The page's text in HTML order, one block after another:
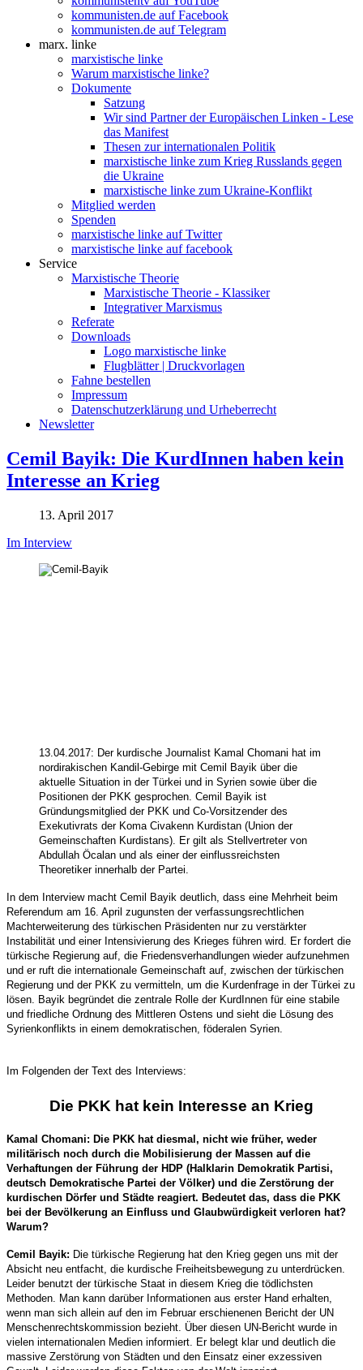
kommunisten.de auf Facebook
kommunisten.de auf Telegram
marx. linke
marxistische linke
Warum marxistische linke?
Dokumente
Satzung
Wir sind Partner der Europäischen Linken - Lese
das Manifest
Thesen zur internationalen Politik
marxistische linke zum Krieg Russlands gegen
die Ukraine
marxistische linke zum Ukraine-Konflikt
Mitglied werden
Spenden
marxistische linke auf Twitter
marxistische linke auf facebook
Service
Marxistische Theorie
Marxistische Theorie - Klassiker
Integrativer Marxismus
Referate
Downloads
Logo marxistische linke
Flugblätter | Druckvorlagen
Fahne bestellen
Impressum
Datenschutzerklärung und Urheberrecht
Newsletter
Cemil Bayik: Die KurdInnen haben kein
Interesse an Krieg
13. April 2017
Im Interview
13.04.2017: Der kurdische Journalist Kamal Chomani hat im
nordirakischen Kandil-Gebirge mit Cemil Bayik über die
aktuelle Situation in der Türkei und in Syrien sowie über die
Positionen der PKK gesprochen. Cemil Bayik ist
Gründungsmitglied der PKK und Co-Vorsitzender des
Exekutivrats der Koma Civakenn Kurdistan (Union der
Gemeinschaften Kurdistans). Er gilt als Stellvertreter von
Abdullah Öcalan und als einer der einflussreichsten
Theoretiker innerhalb der Partei.
In dem Interview macht Cemil Bayik deutlich, dass eine Mehrheit beim
Referendum am 16. April zugunsten der verfassungsrechtlichen
Machterweiterung des türkischen Präsidenten nur zu verstärkter
Instabilität und einer Intensivierung des Krieges führen wird. Er fordert die
türkische Regierung auf, die Friedensverhandlungen wieder aufzunehmen
und er ruft die internationale Gemeinschaft auf, zwischen der türkischen
Regierung und der PKK zu vermitteln, um die Kurdenfrage in der Türkei zu
lösen. Bayik begründet die zentrale Rolle der KurdInnen für eine stabile
und friedliche Ordnung des Mittleren Ostens und sieht die Lösung des
Syrienkonflikts in einem demokratischen, föderalen Syrien.
Im Folgenden der Text des Interviews:
Die PKK hat kein Interesse an Krieg
Kamal Chomani: Die PKK hat diesmal, nicht wie früher, weder
militärisch noch durch die Mobilisierung der Massen auf die
Verhaftungen der Führung der HDP (Halklarin Demokratik Partisi,
deutsch Demokratische Partei der Völker) und die Zerstörung der
kurdischen Dörfer und Städte reagiert. Bedeutet das, dass die PKK
bei der Bevölkerung an Einfluss und Glaubwürdigkeit verloren hat?
Warum?
Cemil Bayik: Die türkische Regierung hat den Krieg gegen uns mit der
Absicht neu entfacht, die kurdische Freiheitsbewegung zu unterdrücken.
Leider benutzt der türkische Staat in diesem Krieg die tödlichsten
Methoden. Man kann darüber Informationen aus erster Hand erhalten,
wenn man sich allein auf den im Februar erschienenen Bericht der UN
Menschenrechtskommission bezieht. Über diesen UN-Bericht wurde in
vielen internationalen Medien informiert. Er belegt klar und deutlich die
massive Zerstörung von Städten und den Einsatz einer exzessiven